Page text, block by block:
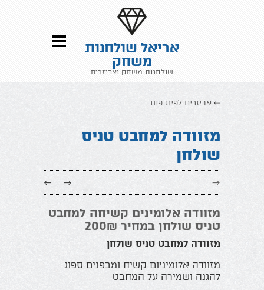
אריאל שולחנות
משחק
שולחנות משחק ואביזרים
⇐ אביזרים לפינג פונג
מזוודה למחבט טניס
שולחן
→
→
←
מזוודה אלומינים קשיחה למחבט
טניס שולחן במחיר 200₪
מזוודה למחבט טניס שולחן
מזוודה אלומיניום קשיח ומבפנים ספוג
להגנה ושמירה על המחבט